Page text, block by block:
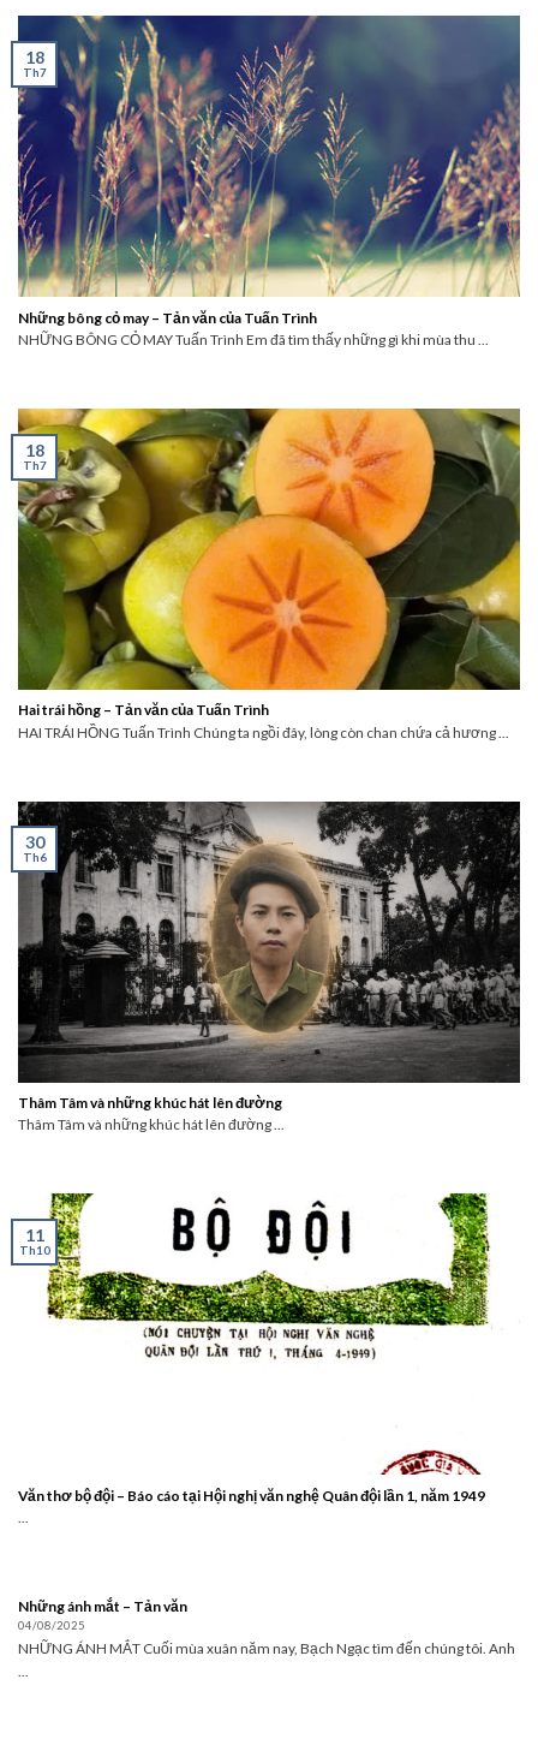
Những bông cỏ may – Tản văn của Tuấn Trình
NHỮNG BÔNG CỎ MAY Tuấn Trình Em đã tìm thấy những gì khi mùa thu ...
18
Th7
Hai trái hồng – Tản văn của Tuấn Trình
HAI TRÁI HỒNG Tuấn Trình Chúng ta ngồi đây, lòng còn chan chứa cả hương ...
18
Th7
Thâm Tâm và những khúc hát lên đường
Thâm Tâm và những khúc hát lên đường ...
30
Th6
Văn thơ bộ đội – Báo cáo tại Hội nghị văn nghệ Quân đội lần 1, năm 1949
11
Th10
Những ánh mắt – Tản văn
04/08/2025
NHỮNG ÁNH MẮT Cuối mùa xuân năm nay, Bạch Ngạc tìm đến chúng tôi. Anh